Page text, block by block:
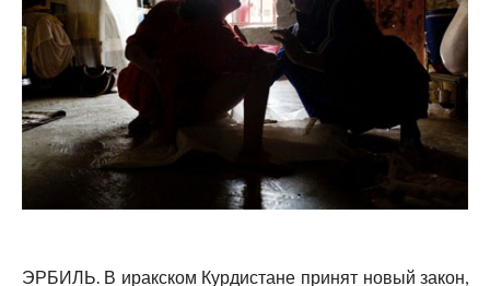
ЭРБИЛЬ. В иракском Курдистане принят новый закон,